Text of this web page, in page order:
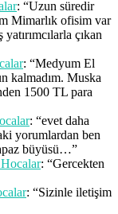
: “Uzun süredir
Mimarlık ofisim var
çıkan
: “Medyum El
kalmadım. Muska
1500 TL para
: “evet daha
yorumlardan ben
büyüsü…”
: “Gercekten
: “Sizinle iletişim